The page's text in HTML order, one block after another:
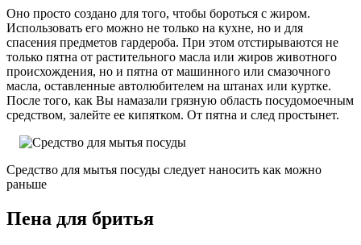
Оно просто создано для того, чтобы бороться с жиром.
Использовать его можно не только на кухне, но и для
спасения предметов гардероба. При этом отстирываются не
только пятна от растительного масла или жиров животного
происхождения, но и пятна от машинного или смазочного
масла, оставленные автолюбителем на штанах или куртке.
После того, как Вы намазали грязную область посудомоечным
средством, залейте ее кипятком. От пятна и след простынет.
Средство для мытья посуды следует наносить как можно
раньше
Пена для бритья